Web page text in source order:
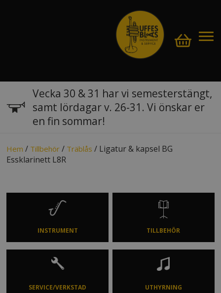
Vecka 30 & 31 har vi semesterstängt,
samt lördagar v. 26-31. Vi önskar er
en fin sommar!
Hem / Tillbehör / Träblås / Ligatur & kapsel BG
Essklarinett L8R
INSTRUMENT TILLBEHÖR
SERVICE/VERKSTAD UTHYRNING